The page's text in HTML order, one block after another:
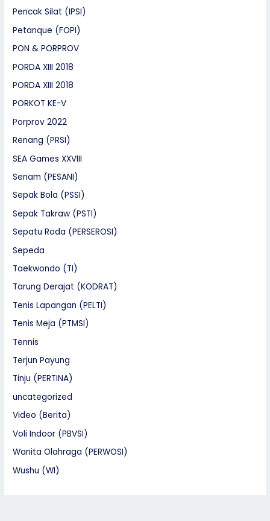
Pencak Silat (IPSI)
Petanque (FOPI)
PON & PORPROV
PORDA XIII 2018
PORDA XIII 2018
PORKOT KE-V
Porprov 2022
Renang (PRSI)
SEA Games XXVIII
Senam (PESANI)
Sepak Bola (PSSI)
Sepak Takraw (PSTI)
Sepatu Roda (PERSEROSI)
Sepeda
Taekwondo (TI)
Tarung Derajat (KODRAT)
Tenis Lapangan (PELTI)
Tenis Meja (PTMSI)
Tennis
Terjun Payung
Tinju (PERTINA)
uncategorized
Video (Berita)
Voli Indoor (PBVSI)
Wanita Olahraga (PERWOSI)
Wushu (WI)